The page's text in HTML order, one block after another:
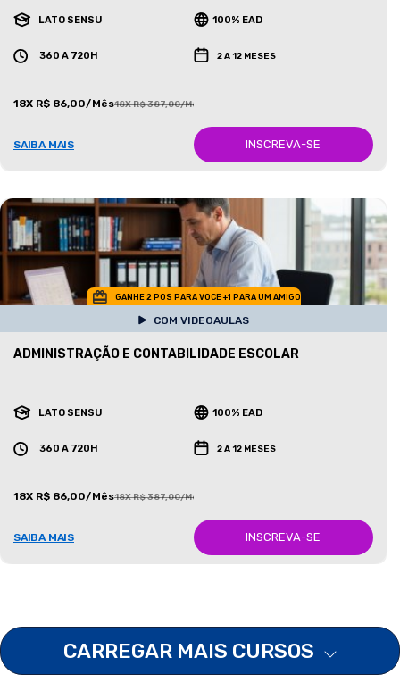
LATO SENSU 100% EAD
360 A 720H 2 A 12 MESES
18X R$ 86,00/Mês18X R$ 387,00/Mês
SAIBA MAIS INSCREVA-SE
GANHE 2 POS PARA VOCE +1 PARA UM AMIGO
COM VIDEOAULAS
ADMINISTRAÇÃO E CONTABILIDADE ESCOLAR
LATO SENSU 100% EAD
360 A 720H 2 A 12 MESES
18X R$ 86,00/Mês18X R$ 387,00/Mês
SAIBA MAIS INSCREVA-SE
CARREGAR MAIS CURSOS